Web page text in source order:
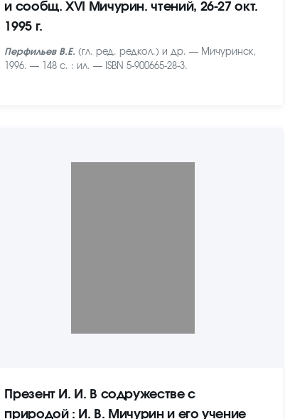
и сообщ. XVI Мичурин. чтений, 26-27 окт.
1995 г.
Перфильев В.Е. (гл. ред. редкол.) и др. — Мичуринск,
1996. — 148 с. : ил. — ISBN 5-900665-28-3.
Презент И. И. В содружестве с
природой : И. В. Мичурин и его учение